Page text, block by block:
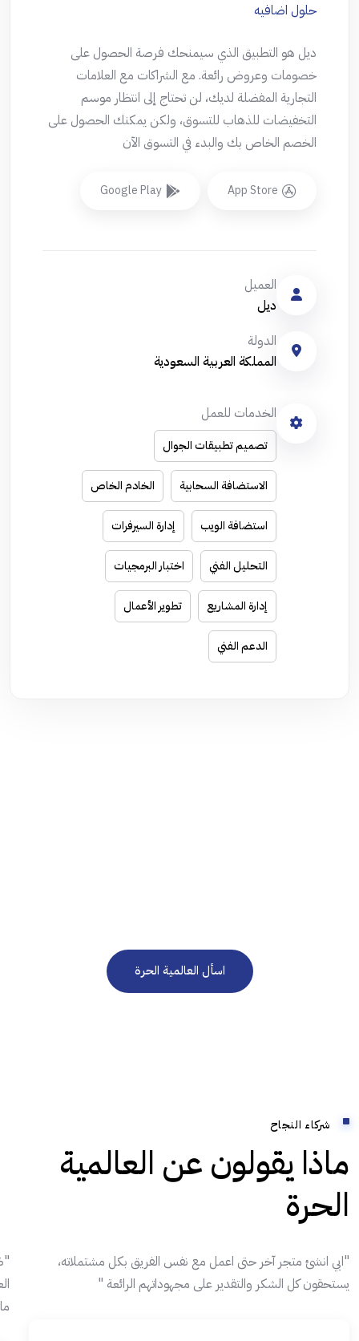
حلول اضافيه
ديل هو التطبيق الذي سيمنحك فرصة الحصول على
خصومات وعروض رائعة. مع الشراكات مع العلامات
التجارية المفضلة لديك، لن تحتاج إلى انتظار موسم
التخفيضات للذهاب للتسوق، ولكن يمكنك الحصول على
الخصم الخاص بك والبدء في التسوق الآن
App Store
Google Play
العميل
ديل
الدولة
المملكة العربية السعودية
الخدمات للعمل
تصميم تطبيقات الجوال
الاستضافة السحابية الخادم الخاص
استضافة الويب إدارة السيرفرات
التحليل الفني اختبار البرمجيات
إدارة المشاريع تطوير الأعمال
الدعم الفني
اسأل العالمية الحرة
شركاء النجاح
ماذا يقولون عن العالمية
الحرة
"ابي انشئ متجر آخر حتى اعمل مع نفس الفريق بكل مشتملاته،
يستحقون كل الشكر والتقدير على مجهوداتهم الرائعة "